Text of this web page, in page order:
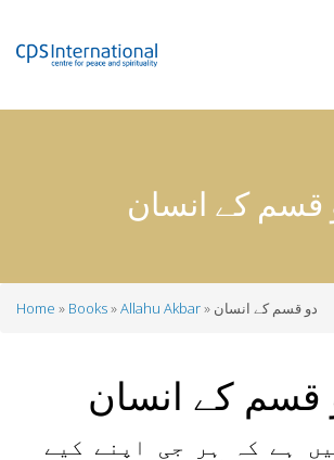
content
قسم کے انسان
Home Books Allahu Akbar دو قسم کے انسان
قسم کے انسان
ہے کہ ہر جی اپنے کیے